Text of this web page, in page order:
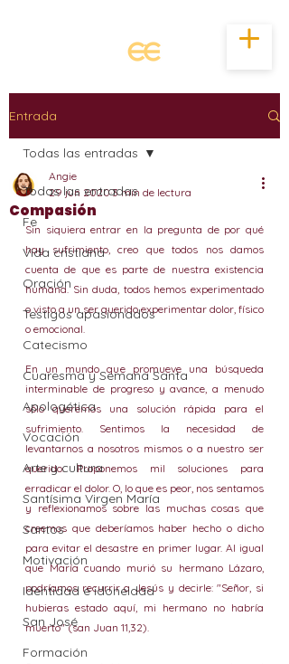
Entrada
Todas las entradas
Fe
Vida cristiana
Oración
Testigos apasionados
Catecismo
Cuaresma y Semana Santa
Apologética
Vocación
Arte y cultura
Santísima Virgen María
Santos
Motivación
Identidad e idoneidad
San José
Formación
Todas las entradas
Compasión
Angie
29 jun 20203 min de lectura
Sin siquiera entrar en la pregunta de por qué
hay sufrimiento, creo que todos nos damos
cuenta de que es parte de nuestra existencia
humana. Sin duda, todos hemos experimentado
o visto a un ser querido experimentar dolor, físico
o emocional.
En un mundo que promueve una búsqueda
interminable de progreso y avance, a menudo
sólo queremos una solución rápida para el
sufrimiento. Sentimos la necesidad de
levantarnos a nosotros mismos o a nuestro ser
querido. Proponemos mil soluciones para
erradicar el dolor. O, lo que es peor, nos sentamos
y reflexionamos sobre las muchas cosas que
creemos que deberíamos haber hecho o dicho
para evitar el desastre en primer lugar. Al igual
que María cuando murió su hermano Lázaro,
podríamos recurrir a Jesús y decirle: "Señor, si
hubieras estado aquí, mi hermano no habría
muerto" (san Juan 11,32).